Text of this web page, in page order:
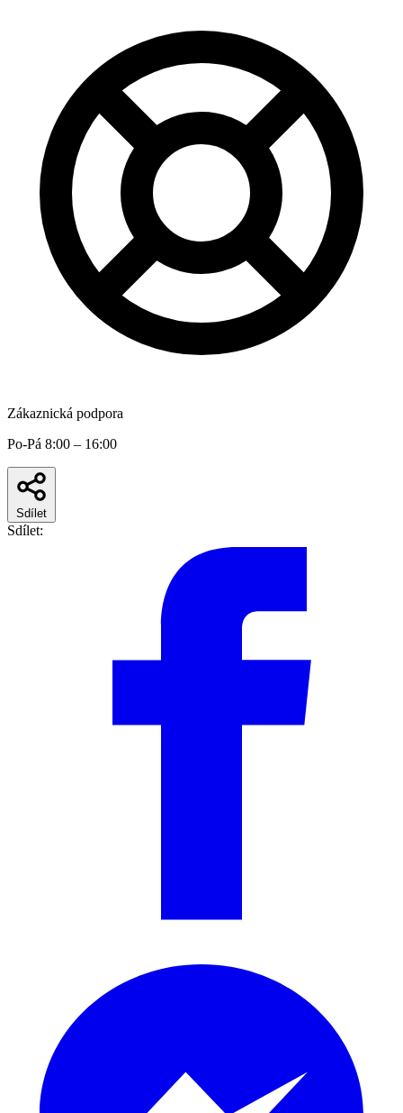
Zákaznická podpora
Po-Pá 8:00 – 16:00
Sdílet
Sdílet: